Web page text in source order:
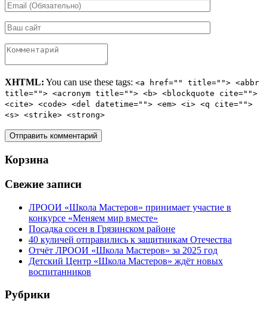
XHTML: You can use these tags: <a href="" title=""> <abbr
title=""> <acronym title=""> <b> <blockquote cite="">
<cite> <code> <del datetime=""> <em> <i> <q cite="">
<s> <strike> <strong>
Корзина
Свежие записи
ЛРООИ «Школа Мастеров» принимает участие в
конкурсе «Меняем мир вместе»
Посадка сосен в Грязинском районе
40 куличей отправились к защитникам Отечества
Отчёт ЛРООИ «Школа Мастеров» за 2025 год
Детский Центр «Школа Мастеров» ждёт новых
воспитанников
Рубрики